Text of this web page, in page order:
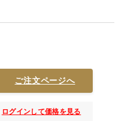
ご注文ページへ
ログインして価格を見る